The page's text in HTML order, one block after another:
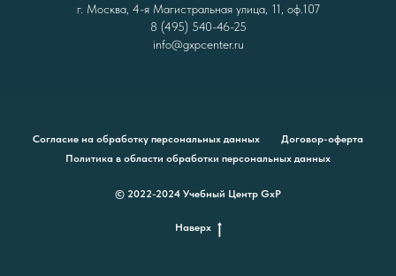
г. Москва, 4-я Магистральная улица, 11, оф.107
8 (495) 540-46-25
info@gxpcenter.ru
Согласие на обработку персональных данных
Договор-оферта
Политика в области обработки персональных данных
© 2022-2024 Учебный Центр GxP
Наверх